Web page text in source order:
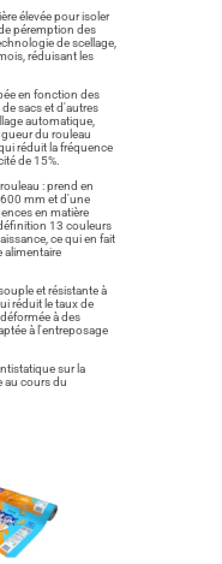
élevée pour isoler
péremption des
de scellage,
réduisant les
en fonction des
sacs et d'autres
automatique,
du rouleau
réduit la fréquence
de 15%.
: prend en
mm et d'une
en matière
13 couleurs
ce qui en fait
alimentaire
et résistante à
réduit le taux de
à des
à l'entreposage
sur la
au cours du